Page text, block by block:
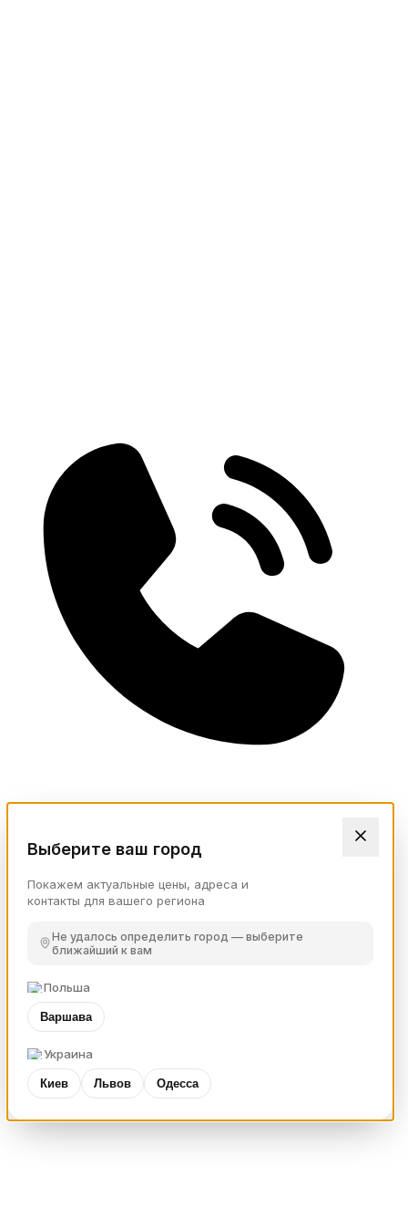
Выберите ваш город
Покажем актуальные цены, адреса и
контакты для вашего региона
Не удалось определить город — выберите
ближайший к вам
Польша
Варшава
Украина
Киев Львов Одесса